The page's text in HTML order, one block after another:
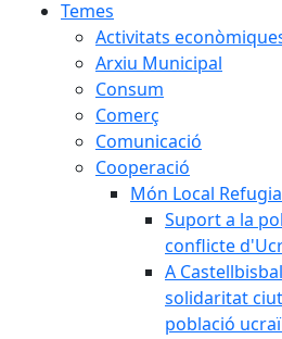
Temes
Activitats
Arxiu Municipal
Consum
Comerç
Comunicació
Cooperació
Món Local
Suport a la
conflicte
A
solidaritat
població